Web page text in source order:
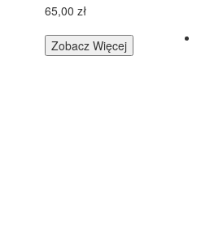
65,00 zł
Zobacz Więcej